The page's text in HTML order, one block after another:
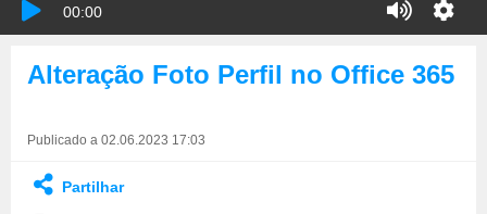
00:00
Alteração Foto Perfil no Office 365
Publicado a 02.06.2023 17:03
Partilhar